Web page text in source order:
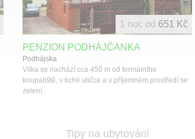
PENZION PODHÁJČANKA
Podhájska
Vilka se nachází cca 450 m od termálního
koupaliště, v tiché uličce a v příjemném prostředí se
zelení.
1 noc od 651 Kč
Tipy na ubytování